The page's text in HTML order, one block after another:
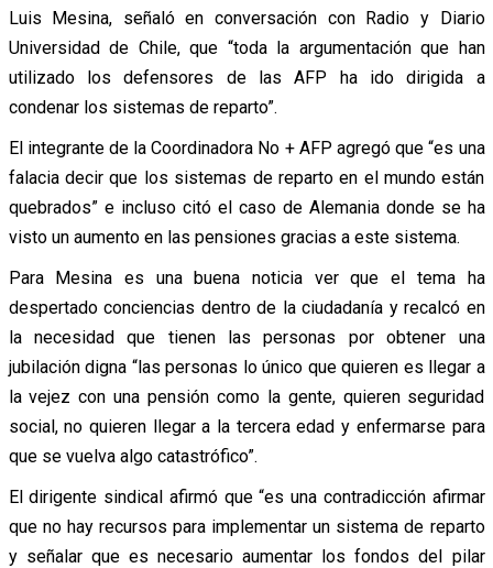
Luis Mesina, señaló en conversación con Radio y Diario
Universidad de Chile, que “toda la argumentación que han
utilizado los defensores de las AFP ha ido dirigida a
condenar los sistemas de reparto”.
El integrante de la Coordinadora No + AFP agregó que “es una
falacia decir que los sistemas de reparto en el mundo están
quebrados” e incluso citó el caso de Alemania donde se ha
visto un aumento en las pensiones gracias a este sistema.
Para Mesina es una buena noticia ver que el tema ha
despertado conciencias dentro de la ciudadanía y recalcó en
la necesidad que tienen las personas por obtener una
jubilación digna “las personas lo único que quieren es llegar a
la vejez con una pensión como la gente, quieren seguridad
social, no quieren llegar a la tercera edad y enfermarse para
que se vuelva algo catastrófico”.
El dirigente sindical afirmó que “es una contradicción afirmar
que no hay recursos para implementar un sistema de reparto
y señalar que es necesario aumentar los fondos del pilar